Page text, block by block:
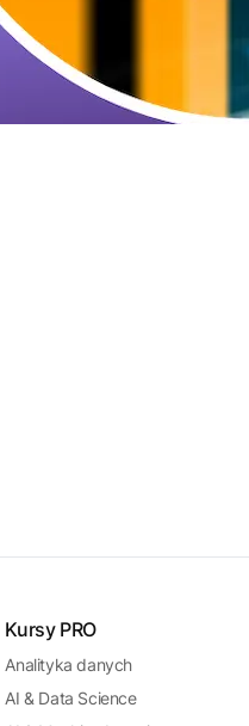
Kursy PRO
Analityka danych
AI & Data Science